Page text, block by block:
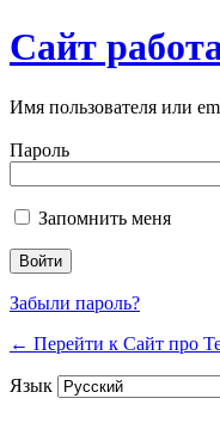
Сайт
Имя пользователя или
Пароль
Запомнить меня
Забыли пароль?
← Перейти к Сайт про
Язык